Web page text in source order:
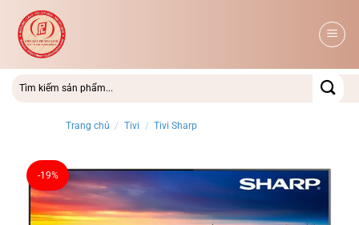
qua
dung
Trang chủ / Tivi / Tivi Sharp
-19%